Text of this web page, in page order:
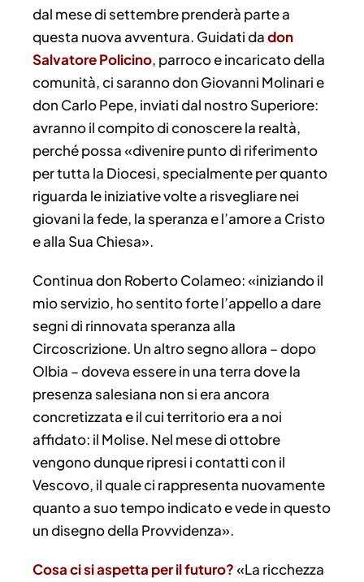
dal mese di settembre prenderà parte a
questa nuova avventura. Guidati dadon
Salvatore Policino, parroco e incaricato della
comunità, ci saranno don Giovanni Molinari e
don Carlo Pepe, inviati dal nostro Superiore:
avranno il compito di conoscere la realtà,
perché possa «divenire punto di riferimento
per tutta la Diocesi, specialmente per quanto
riguarda le iniziative volte a risvegliare nei
giovani la fede, la speranza e l’amore a Cristo
e alla Sua Chiesa».
Continua don Roberto Colameo: «iniziando il
mio servizio, ho sentito forte l’appello a dare
segni di rinnovata speranza alla
Circoscrizione. Un altro segno allora – dopo
Olbia – doveva essere in una terra dove la
presenza salesiana non si era ancora
concretizzata e il cui territorio era a noi
affidato: il Molise. Nel mese di ottobre
vengono dunque ripresi i contatti con il
Vescovo, il quale ci rappresenta nuovamente
quanto a suo tempo indicato e vede in questo
un disegno della Provvidenza».
Cosa ci si aspetta per il futuro?«La ricchezza